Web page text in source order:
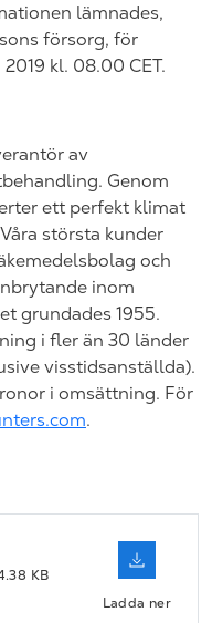
lämnades,
försorg, för
kl. 08.00 CET.
av
Genom
ett perfekt klimat
största kunder
och
inom
grundades 1955.
i fler än 30 länder
visstidsanställda).
i omsättning. För
.
KB
Ladda ner